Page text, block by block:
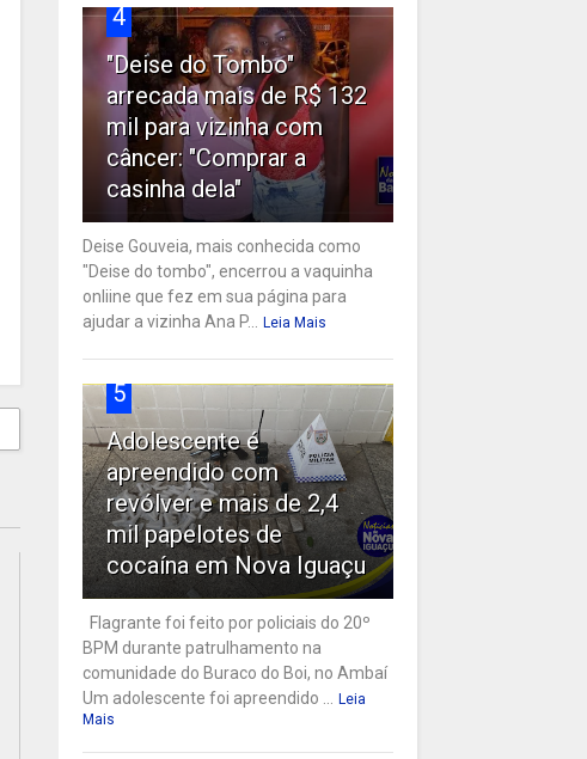
4
"Deise do Tombo"
arrecada mais de R$ 132
mil para vizinha com
câncer: "Comprar a
casinha dela"
Deise Gouveia, mais conhecida como
"Deise do tombo", encerrou a vaquinha
onliine que fez em sua página para
ajudar a vizinha Ana P...
Leia Mais
5
Adolescente é
apreendido com
revólver e mais de 2,4
mil papelotes de
cocaína em Nova Iguaçu
Flagrante foi feito por policiais do 20º
BPM durante patrulhamento na
comunidade do Buraco do Boi, no Ambaí
Um adolescente foi apreendido ...
Leia
Mais